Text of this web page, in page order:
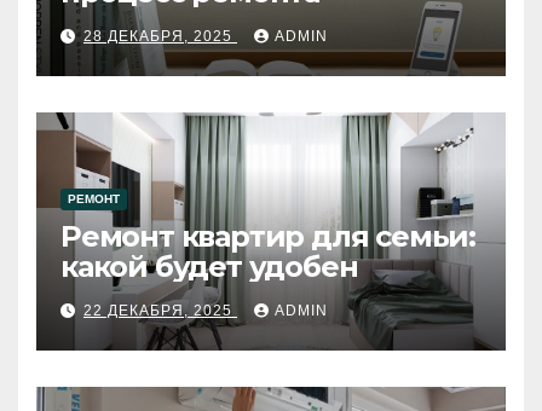
28 ДЕКАБРЯ, 2025 ADMIN
РЕМОНТ
Ремонт квартир для семьи:
какой будет удобен
22 ДЕКАБРЯ, 2025 ADMIN